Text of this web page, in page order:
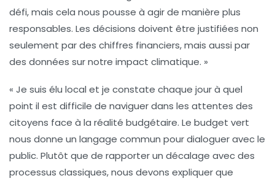
défi, mais cela nous pousse à agir de manière plus
responsables. Les décisions doivent être justifiées non
seulement par des chiffres financiers, mais aussi par
des données sur notre impact climatique. »
« Je suis élu local et je constate chaque jour à quel
point il est difficile de naviguer dans les attentes des
citoyens face à la réalité budgétaire. Le budget vert
nous donne un langage commun pour dialoguer avec le
public. Plutôt que de rapporter un décalage avec des
processus classiques, nous devons expliquer que